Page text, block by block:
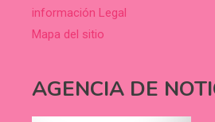
información Legal
Mapa del sitio
AGENCIA DE